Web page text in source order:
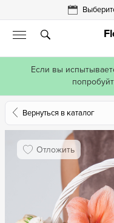
Если вы
Вернуться в каталог
Отложить